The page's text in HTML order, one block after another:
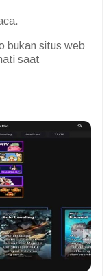
bukan situs web
saat